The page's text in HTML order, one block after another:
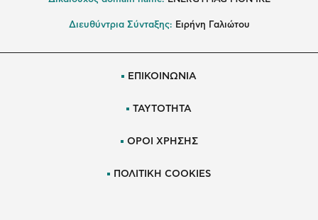
Διευθύντρια Σύνταξης: Ειρήνη Γαλιώτου
ΕΠΙΚΟΙΝΩΝΙΑ
ΤΑΥΤΟΤΗΤΑ
ΟΡΟΙ ΧΡΗΣΗΣ
ΠΟΛΙΤΙΚΗ COOKIES